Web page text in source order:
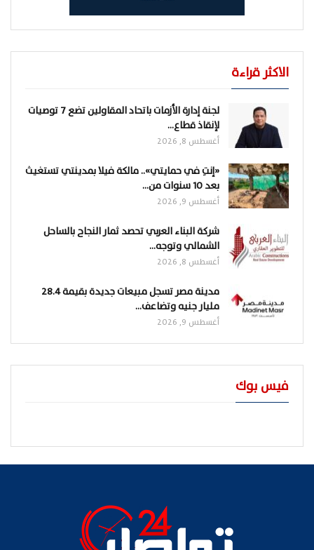
الاكثر قراءة
لجنة إدارة الأزمات باتحاد المقاولين تضع 7 توصيات
لإنقاذ قطاع…
أغسطس 8, 2026
«إنتِ في حمايتي».. مالكة فيلا بمدينتي تستغيث
بعد 10 سنوات من…
أغسطس 9, 2026
شركة البناء العربي تحصد ثمار النجاح بالساحل
الشمالي وتوجه…
أغسطس 8, 2026
مدينة مصر تسجل مبيعات جديدة بقيمة 28.4
مليار جنيه وتضاعف…
أغسطس 9, 2026
فيس بوك